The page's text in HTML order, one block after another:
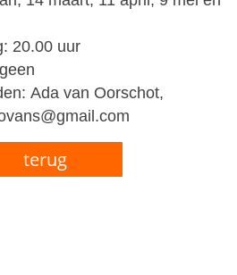
20.00 uur
geen
Ada van Oorschot,
terug